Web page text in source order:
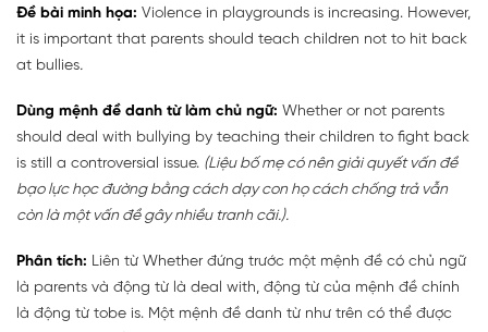
Đề bài minh họa: Violence in playgrounds is increasing. However,
it is important that parents should teach children not to hit back
at bullies.
Dùng mệnh đề danh từ làm chủ ngữ: Whether or not parents
should deal with bullying by teaching their children to fight back
is still a controversial issue. (Liệu bố mẹ có nên giải quyết vấn đề
bạo lực học đường bằng cách dạy con họ cách chống trả vẫn
còn là một vấn đề gây nhiều tranh cãi.).
Phân tích: Liên từ Whether đứng trước một mệnh đề có chủ ngữ
là parents và động từ là deal with, động từ của mệnh đề chính
là động từ tobe is. Một mệnh đề danh từ như trên có thể được